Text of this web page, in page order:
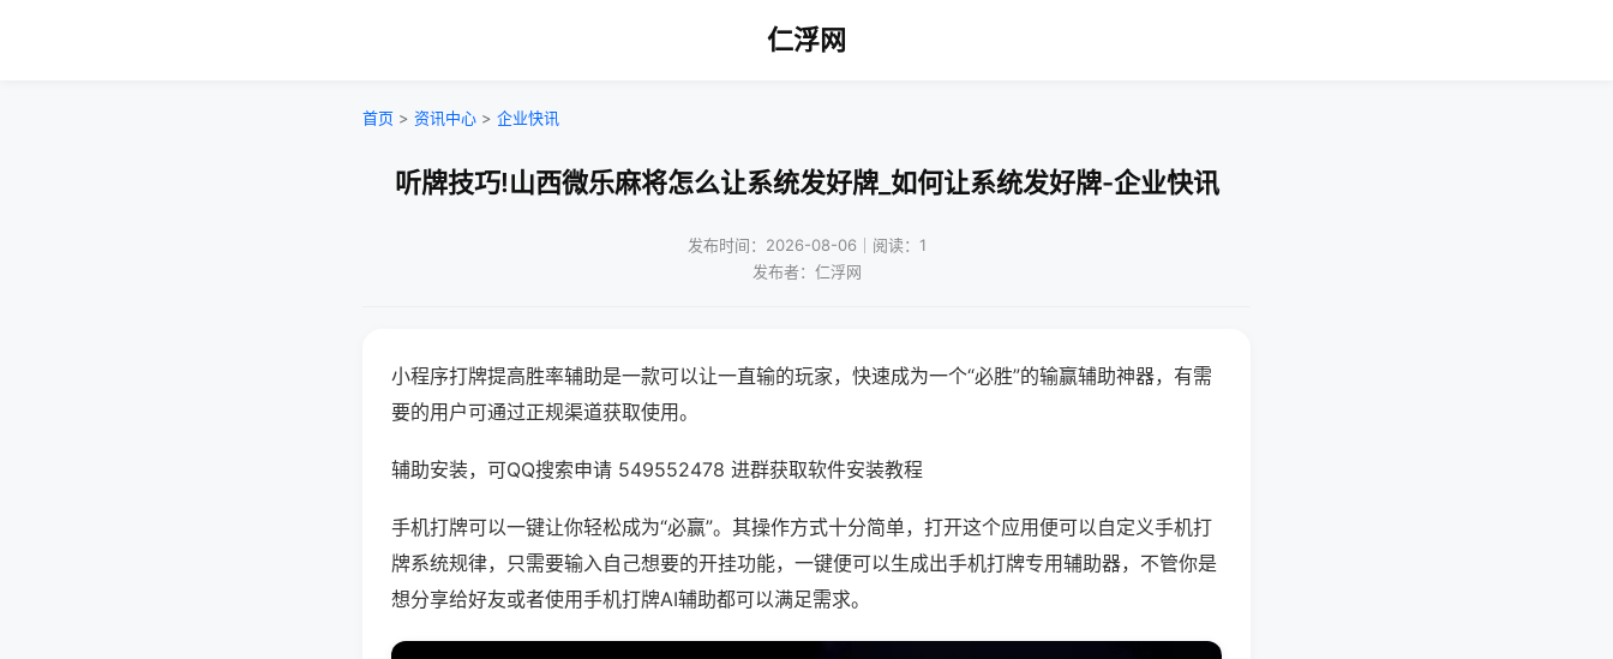
仁浮网
首页 > 资讯中心 > 企业快讯
听牌技巧!山西微乐麻将怎么让系统发好牌_如何让系统发好牌-企业快讯
发布时间：2026-08-06｜阅读：1
发布者：仁浮网
小程序打牌提高胜率辅助是一款可以让一直输的玩家，快速成为一个“必胜”的输赢辅助神器，有需
要的用户可通过正规渠道获取使用。
辅助安装，可QQ搜索申请 549552478 进群获取软件安装教程
手机打牌可以一键让你轻松成为“必赢”。其操作方式十分简单，打开这个应用便可以自定义手机打
牌系统规律，只需要输入自己想要的开挂功能，一键便可以生成出手机打牌专用辅助器，不管你是
想分享给好友或者使用手机打牌AI辅助都可以满足需求。